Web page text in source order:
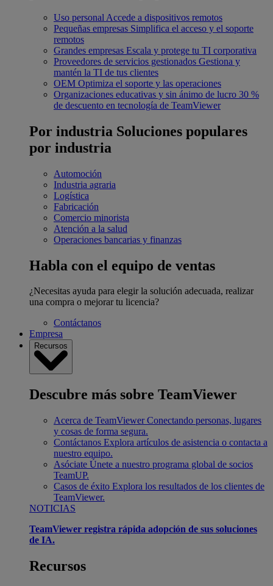
Uso personal Accede a dispositivos remotos
Pequeñas empresas Simplifica el acceso y el soporte
remotos
Grandes empresas Escala y protege tu TI corporativa
Proveedores de servicios gestionados Gestiona y
mantén la TI de tus clientes
OEM Optimiza el soporte y las operaciones
Organizaciones educativas y sin ánimo de lucro 30 %
de descuento en tecnología de TeamViewer
Por industria Soluciones populares
por industria
Automoción
Industria agraria
Logística
Fabricación
Comercio minorista
Atención a la salud
Operaciones bancarias y finanzas
Habla con el equipo de ventas
¿Necesitas ayuda para elegir la solución adecuada, realizar
una compra o mejorar tu licencia?
Contáctanos
Empresa
Recursos
Descubre más sobre TeamViewer
Acerca de TeamViewer Conectando personas, lugares
y cosas de forma segura.
Contáctanos Explora artículos de asistencia o contacta a
nuestro equipo.
Asóciate Únete a nuestro programa global de socios
TeamUP.
Casos de éxito Explora los resultados de los clientes de
TeamViewer.
NOTICIAS
TeamViewer registra rápida adopción de sus soluciones
de IA.
Recursos